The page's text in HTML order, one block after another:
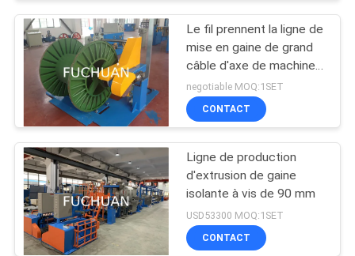
L'USINE
CONTRÔLE
QUALITÉ
CONTACTEZ-
NOUS
NOUVELLES
Le fil prennent la ligne de
mise en gaine de grand
câble d'axe de machine
d'extrudeuse de PVC
negotiable MOQ:1SET
CONTACT
Ligne de production
d'extrusion de gaine
isolante à vis de 90 mm
USD53300 MOQ:1SET
CONTACT